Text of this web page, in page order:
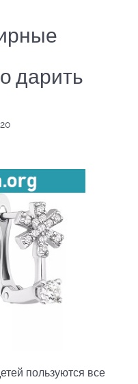
дарить
пользуются все